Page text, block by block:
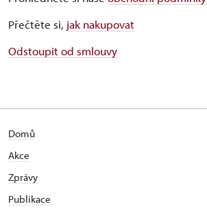
Přečtěte si, jak nakupovat
Odstoupit od smlouvy
Domů
Akce
Zprávy
Publikace